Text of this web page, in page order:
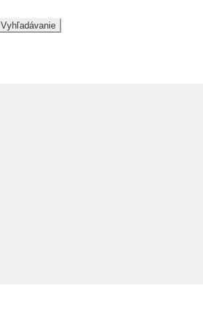
Vyhľadávanie